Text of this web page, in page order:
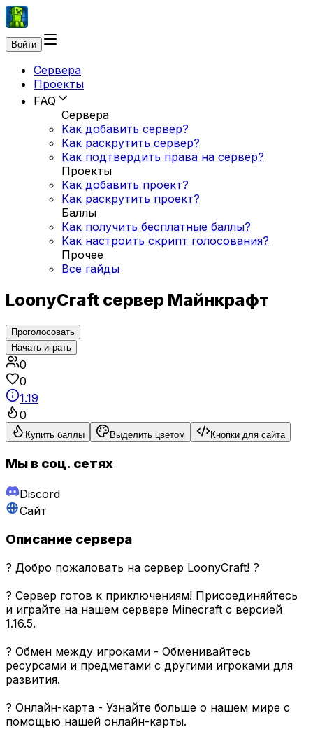
Войти
Сервера
Проекты
FAQ
Сервера
Как добавить сервер?
Как раскрутить сервер?
Как подтвердить права на сервер?
Проекты
Как добавить проект?
Как раскрутить проект?
Баллы
Как получить бесплатные баллы?
Как настроить скрипт голосования?
Прочее
Все гайды
LoonyCraft сервер Майнкрафт
Проголосовать
Начать играть
0
0
1.19
0
Купить баллы Выделить цветом Кнопки для сайта
Мы в соц. сетях
Discord
Сайт
Описание сервера
? Добро пожаловать на сервер LoonyCraft! ?
? Сервер готов к приключениям! Присоединяйтесь
и играйте на нашем сервере Minecraft с версией
1.16.5.
? Обмен между игроками - Обменивайтесь
ресурсами и предметами с другими игроками для
развития.
?️ Онлайн-карта - Узнайте больше о нашем мире с
помощью нашей онлайн-карты.